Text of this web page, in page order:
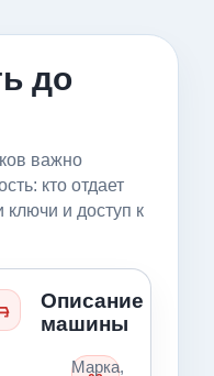
до
важно
кто отдает
ключи и доступ к
Описание
машины
Марка,